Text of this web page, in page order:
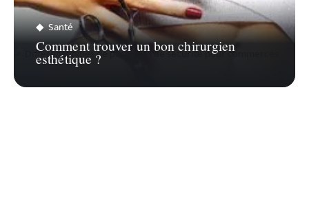
Santé
Comment trouver un bon chirurgien
esthétique ?